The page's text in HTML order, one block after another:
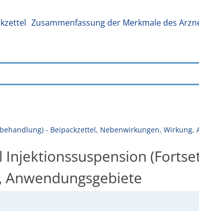
Zusammenfassung der Merkmale des
- Beipackzettel, Nebenwirkungen,
Injektionssuspension